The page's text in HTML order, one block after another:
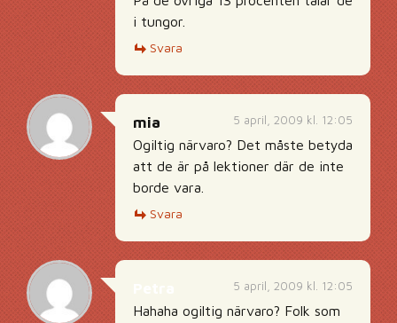
i tungor.
Svara
5 april, 2009 kl. 12:05
mia
Ogiltig närvaro? Det måste betyda
att de är på lektioner där de inte
borde vara.
Svara
5 april, 2009 kl. 12:05
Hahaha ogiltig närvaro? Folk som